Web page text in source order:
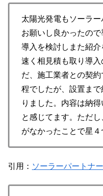
太陽光発電もソーラ
お願いし良かったの
導入を検討しまた紹
速く相見積も取り導
だ、施工業者との契
程でしたが、設置ま
りました。内容は納
と感じてます。ただ
がなかったことで星４
引用： ソーラーパートナ